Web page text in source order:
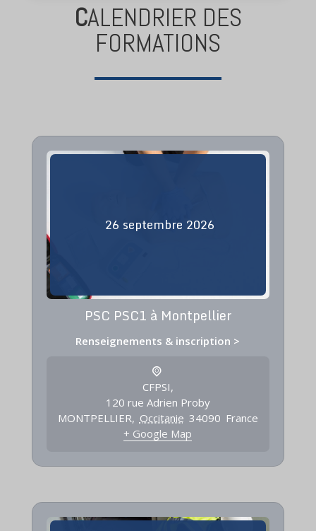
CALENDRIER DES
FORMATIONS
26 septembre 2026
PSC PSC1 à Montpellier
Renseignements & inscription >
CFPSI,
120 rue Adrien Proby
MONTPELLIER, Occitanie 34090 France
+ Google Map